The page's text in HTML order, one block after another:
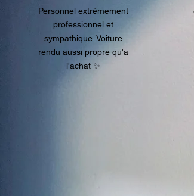
Personnel extrêmement
professionnel et
sympathique. Voiture
rendu aussi propre qu'a
l'achat ✨